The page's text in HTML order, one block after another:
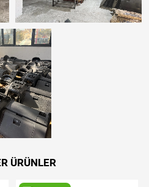
ÜRÜNLER